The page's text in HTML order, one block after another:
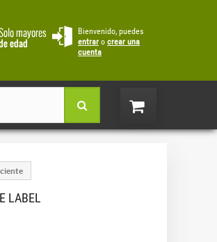
Bienvenido, puedes
entrar o crear una
cuenta
LABEL